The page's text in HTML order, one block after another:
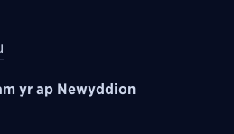
yr ap Newyddion